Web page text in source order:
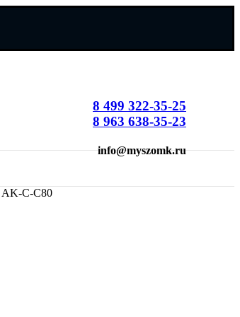
8 499 322-35-25
8 963 638-35-23
info@myszomk.ru
AK-C-C80